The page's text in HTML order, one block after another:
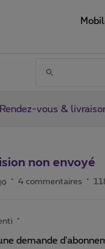
Rendez-vous &
non envoyé
4 commentaires
demande